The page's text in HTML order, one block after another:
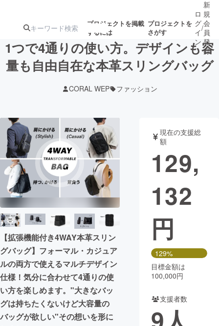
プロジェクトを掲載
するには
プロジェクトを
さがす
ジェクト
ロジェクト
アート・写真 音楽
テクノロジー・ガジェット ゲーム・サ
映像・映画
ビジネス・起業
まちづくり・地域活性化
CAMPFIRE for Social Good
CAMPFIRE Creation
CAMPFIREふるさと納税machi-ya コミュニティ
ロ
グ
イ
ン
/
新
規
会
員
登
録
1つで4通りの使い方。デザインも容
量も自由自在な本革スリングバッグ
CORAL WEP ファッション
【拡張機能付き4WAY本革スリン
グバッグ】フォーマル・カジュア
ルの両方で使えるマルチデザイン
仕様！気分に合わせて4通りの使
い方を楽しめます。"大きなバッ
グは持ちたくないけど大容量の
バッグが欲しい"その想いを形に
現在の支援総
額
129,
132
円
129%
目標金額は
100,000円
支援者数